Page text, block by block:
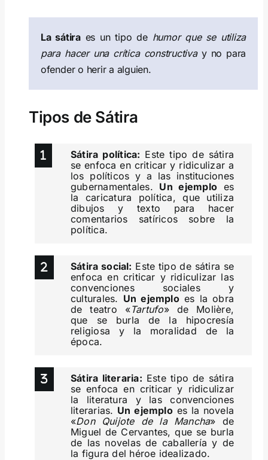
La sátiraes un tipo de humor que se utiliza
para hacer una crítica constructivay no para
ofender o herir a alguien.
Tipos de Sátira
Sátira política: Este tipo de sátira
se enfoca en criticar y ridiculizar a
los políticos y a las instituciones
gubernamentales. Un ejemplo es
la caricatura política, que utiliza
dibujos y texto para hacer
comentarios satíricos sobre la
política.
Sátira social: Este tipo de sátira se
enfoca en criticar y ridiculizar las
convenciones sociales y
culturales. Un ejemploes la obra
de teatro «Tartufo» de Molière,
que se burla de la hipocresía
religiosa y la moralidad de la
época.
Sátira literaria: Este tipo de sátira
se enfoca en criticar y ridiculizar
la literatura y las convenciones
literarias. Un ejemploes la novela
«Don Quijote de la Mancha» de
Miguel de Cervantes, que se burla
de las novelas de caballería y de
la figura del héroe idealizado.